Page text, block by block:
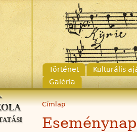
Történet
Kulturális
Galéria
Címlap